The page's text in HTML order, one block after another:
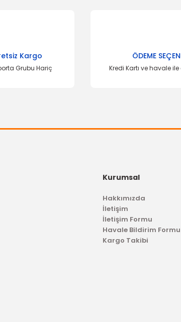
Kargo
Grubu Hariç
ÖDEME
Kredi Kartı ve havale
Kurumsal
Hakkımızda
İletişim
İletişim Formu
Havale Bildirim Formu
Kargo Takibi